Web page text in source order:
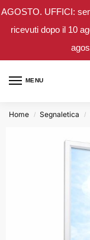
AGOSTO. UFFICI:
ricevuti dopo il 10
MENU
Home / Segnaletica /